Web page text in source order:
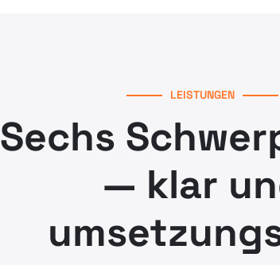
LEISTUNGEN
Sechs
— klar